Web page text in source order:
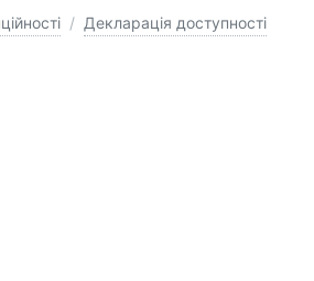
/ Декларація доступності